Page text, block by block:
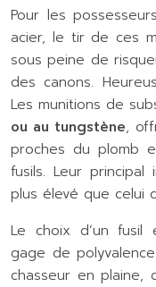
Pour les
acier, le tir de ces
sous peine de
des canons.
Les munitions de
ou au tungstène,
proches du plomb
fusils. Leur
plus élevé que celui
Le choix d’un fusil
gage de
chasseur en plaine,